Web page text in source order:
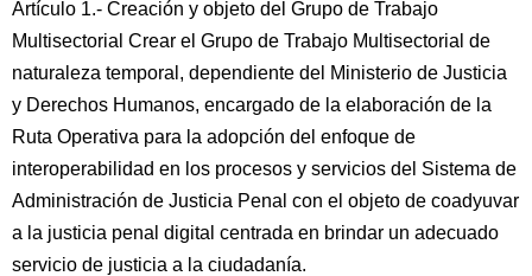
Artículo 1.- Creación y objeto del Grupo de Trabajo
Multisectorial Crear el Grupo de Trabajo Multisectorial de
naturaleza temporal, dependiente del Ministerio de Justicia
y Derechos Humanos, encargado de la elaboración de la
Ruta Operativa para la adopción del enfoque de
interoperabilidad en los procesos y servicios del Sistema de
Administración de Justicia Penal con el objeto de coadyuvar
a la justicia penal digital centrada en brindar un adecuado
servicio de justicia a la ciudadanía.